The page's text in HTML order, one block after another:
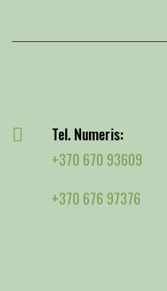
Tel. Numeris:
+370 670 93609
+370 676 97376